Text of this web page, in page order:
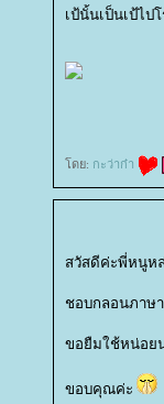
เป้นั้นเป็นเป้ไป
ดย: กะว่าก๋า
สวัสดีค่ะพี่หนูห
ชอบกลอนภาษ
ขอยืมใช้หน่อย
ขอบคุณค่ะ